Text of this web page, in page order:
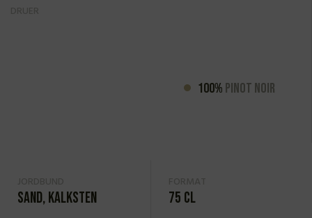
100% Pinot Noir
Sand, kalksten 75 cl